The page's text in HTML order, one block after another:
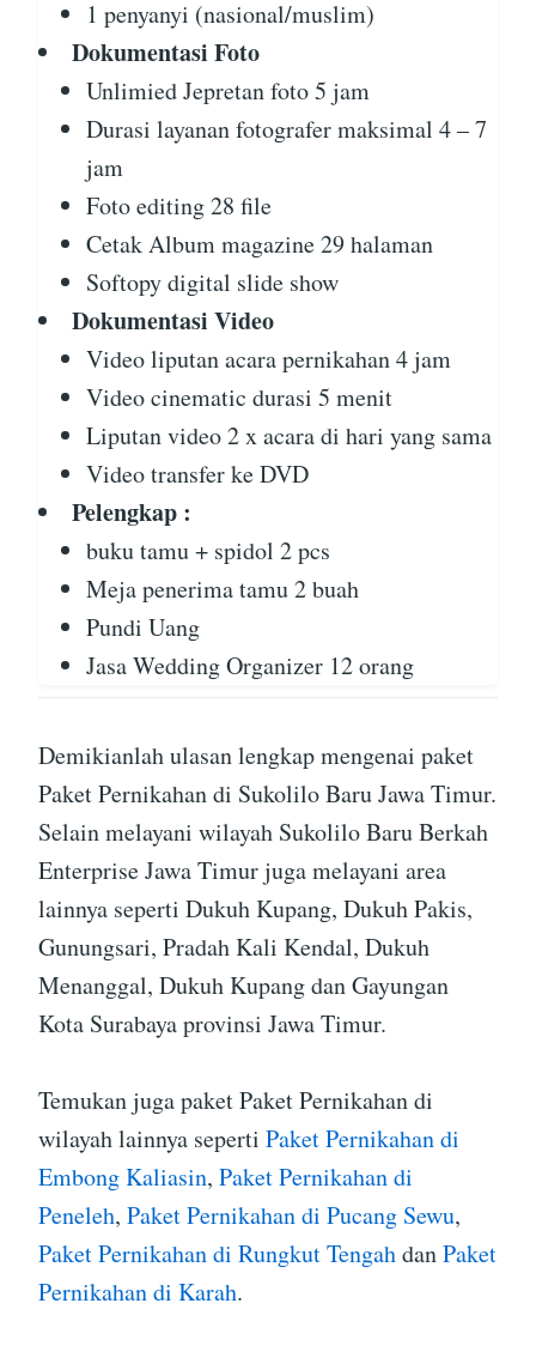
1 penyanyi (nasional/muslim)
Dokumentasi Foto
Unlimied Jepretan foto 5 jam
Durasi layanan fotografer maksimal 4 – 7
jam
Foto editing 28 file
Cetak Album magazine 29 halaman
Softopy digital slide show
Dokumentasi Video
Video liputan acara pernikahan 4 jam
Video cinematic durasi 5 menit
Liputan video 2 x acara di hari yang sama
Video transfer ke DVD
Pelengkap :
buku tamu + spidol 2 pcs
Meja penerima tamu 2 buah
Pundi Uang
Jasa Wedding Organizer 12 orang
Demikianlah ulasan lengkap mengenai paket
Paket Pernikahan di Sukolilo Baru Jawa Timur.
Selain melayani wilayah Sukolilo Baru Berkah
Enterprise Jawa Timur juga melayani area
lainnya seperti Dukuh Kupang, Dukuh Pakis,
Gunungsari, Pradah Kali Kendal, Dukuh
Menanggal, Dukuh Kupang dan Gayungan
Kota Surabaya provinsi Jawa Timur.
Temukan juga paket Paket Pernikahan di
wilayah lainnya seperti Paket Pernikahan di
Embong Kaliasin, Paket Pernikahan di
Peneleh, Paket Pernikahan di Pucang Sewu,
Paket Pernikahan di Rungkut TengahdanPaket
Pernikahan di Karah.